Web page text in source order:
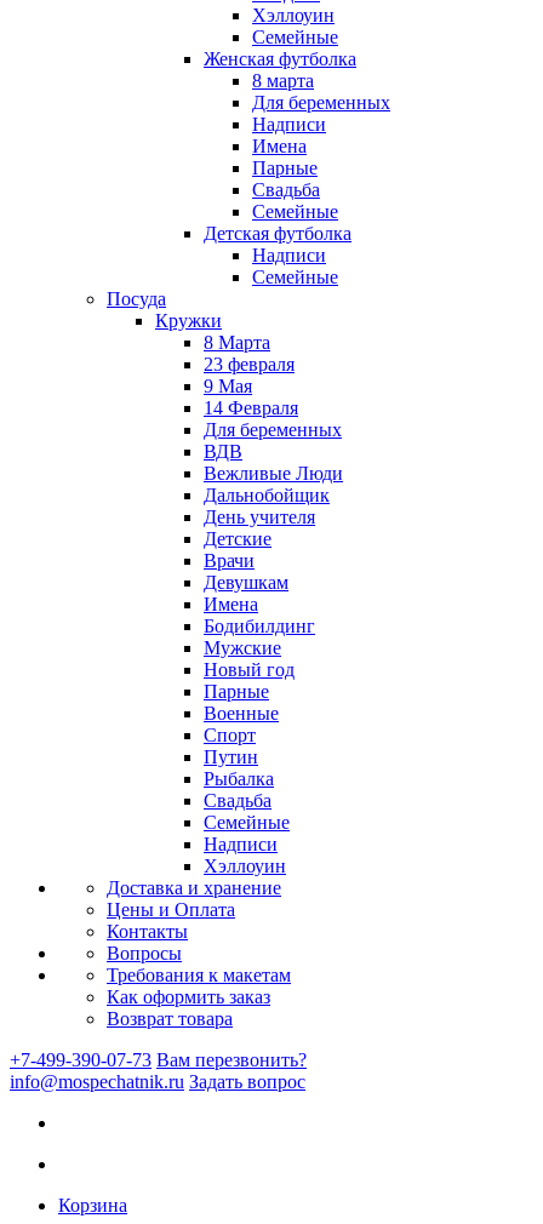
Хэллоуин
Семейные
Женская футболка
8 марта
Для беременных
Надписи
Имена
Парные
Свадьба
Семейные
Детская футболка
Надписи
Семейные
Посуда
Кружки
8 Марта
23 февраля
9 Мая
14 Февраля
Для беременных
ВДВ
Вежливые Люди
Дальнобойщик
День учителя
Детские
Врачи
Девушкам
Имена
Бодибилдинг
Мужские
Новый год
Парные
Военные
Спорт
Путин
Рыбалка
Свадьба
Семейные
Надписи
Хэллоуин
Доставка и хранение
Цены и Оплата
Контакты
Вопросы
Требования к макетам
Как оформить заказ
Возврат товара
+7-499-390-07-73 Вам перезвонить?
info@mospechatnik.ru Задать вопрос
Корзина